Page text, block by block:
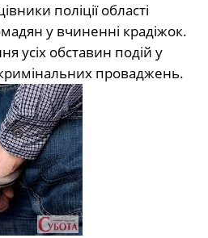
поліції області
у вчиненні крадіжок.
усіх обставин подій у
проваджень.